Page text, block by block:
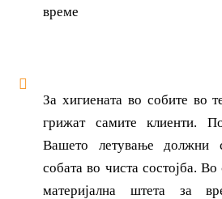
време
За хигиената во собите во
грижат самите клиенти.
Вашето летување должни
собата во чиста состојба.
материјална штета за